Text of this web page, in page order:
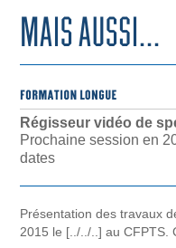
Régisseur vidéo de
Prochaine session en
dates
Présentation des travaux
2015 le [../../..] au CFPTS.